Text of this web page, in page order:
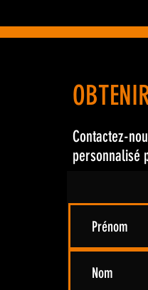
Contactez-
personnalisé